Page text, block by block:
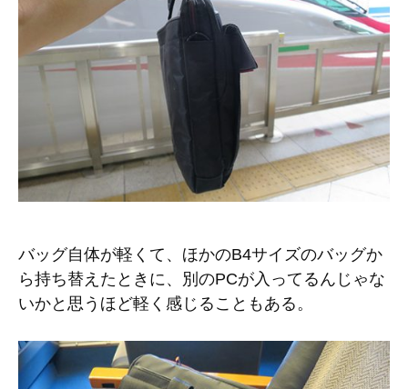
バッグ自体が軽くて、ほかのB4サイズのバッグか
ら持ち替えたときに、別のPCが入ってるんじゃな
いかと思うほど軽く感じることもある。